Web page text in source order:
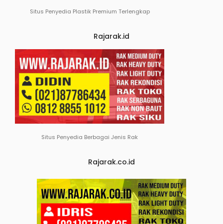
Situs Penyedia Plastik Premium Terlengkap
Rajarak.id
Situs Penyedia Berbagai Jenis Rak
Rajarak.co.id